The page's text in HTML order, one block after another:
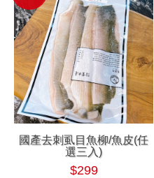
國產去刺虱目魚柳/魚皮(任
選三入)
$299